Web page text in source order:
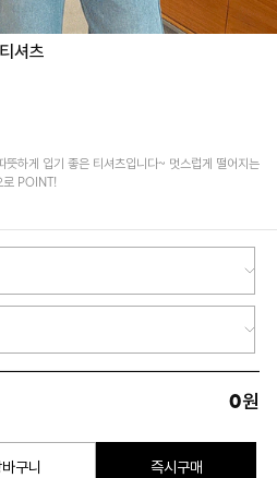
셔츠
뜻하게 입기 좋은 티셔츠입니다~ 멋스럽게 떨어지는
로 POINT!
0원
구니 즉시구매